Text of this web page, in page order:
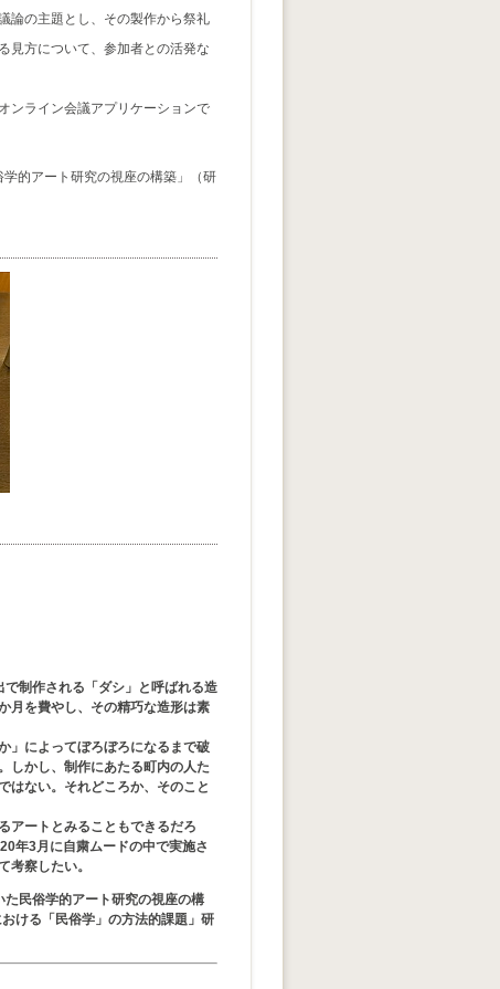
論の主題とし、その製作から祭礼
見方について、参加者との活発な
ンライン会議アプリケーションで
的アート研究の視座の構築」（研
制作される「ダシ」と呼ばれる造
月を費やし、その精巧な造形は素
」によってぼろぼろになるまで破
しかし、制作にあたる町内の人た
はない。それどころか、そのこと
アートとみることもできるだろ
年3月に自粛ムードの中で実施さ
考察したい。
民俗学的アート研究の視座の構
ける「民俗学」の方法的課題」研